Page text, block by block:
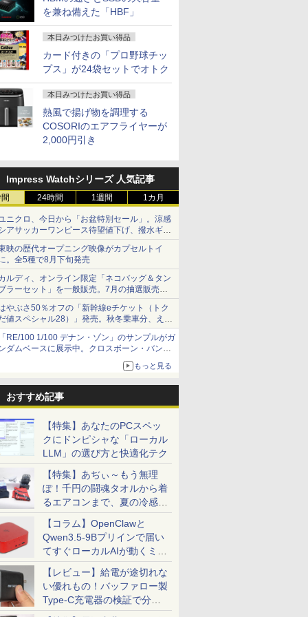
を兼ね備えた「HBF」
本日みつけたお買い得品
カード付きの「プロ野球チッ
プス」が24袋セットでオトク
本日みつけたお買い得品
熱風で揚げ物を調理する
COSORIのエアフライヤーが
2,000円引き
Impress Watchシリーズ 人気記事
24時間 1週間 1カ月
ニクロ、今日から「お盆特別セール」。涼感
アサッカーワンピース待望値下げ、撥水ギア
ョーツは1990円に
映の歴代オープニング映像がカプセルトイ
。全5種で8月下旬発売
ルディ、オンライン限定「ネコバッグ＆タン
ラーセット」を一般販売。7月の抽選販売の
選無効分
やぶさ50％オフの「新幹線eチケット（トク
値スペシャル28）」発売。秋冬乗車分、えき
っと限定
RE/100 1/100 デナン・ゾン」のサンプルがガ
ダムベースに展示中。クロスボーン・バンガ
ドの制式量産機が間もなく発送【ガンダムベ
もっと見る
おすすめ記事
【特集】あなたのPCスペッ
クにドンピシャな「ローカル
LLM」の選び方と快適化テク
【特集】あぢぃ～もう無理
ぽ！千円の闘魂タオルから着
るエアコンまで、夏の冷感グ
ッズ一挙紹介
【コラム】OpenClawと
Qwen3.5-9Bプリインで届い
てすぐローカルAIが動くミニ
PC「SER9 Pro」
【レビュー】給電が途切れな
い優れもの！バッファロー製
Type-C充電器の検証で分か
ったこと